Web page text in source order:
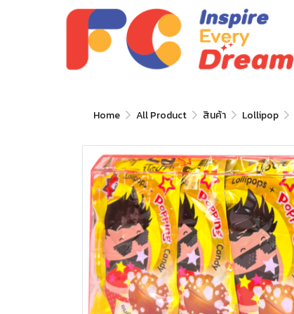
Home All Product สินค้า Lollipop